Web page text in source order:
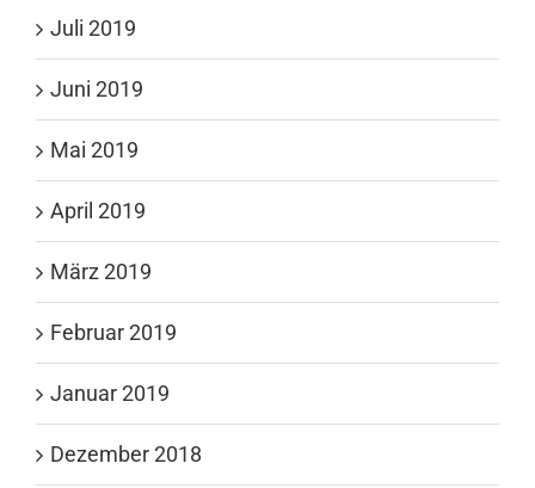
Juli 2019
Juni 2019
Mai 2019
April 2019
März 2019
Februar 2019
Januar 2019
Dezember 2018